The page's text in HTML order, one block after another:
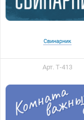
Свинарник
Арт. Т-413